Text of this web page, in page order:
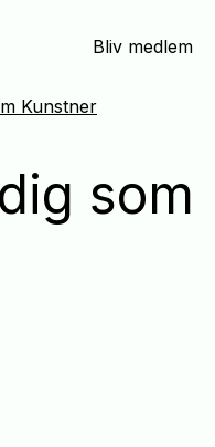
Bliv medlem
Kunstner
som